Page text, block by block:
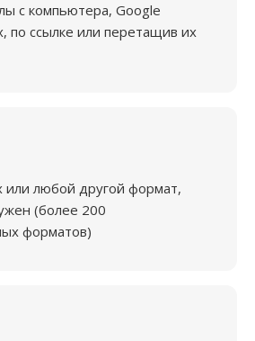
с компьютера, Google
по ссылке или перетащив их
любой другой формат,
(более 200
форматов)